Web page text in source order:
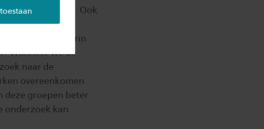
instellingen. Ook
is
2017). Maar waarin
Wanneer we de
naar de
overeenkomen
deze groepen beter
onderzoek kan